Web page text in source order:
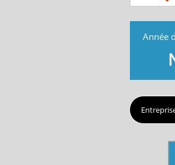
Année